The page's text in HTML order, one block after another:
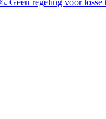
Geen regeling voor